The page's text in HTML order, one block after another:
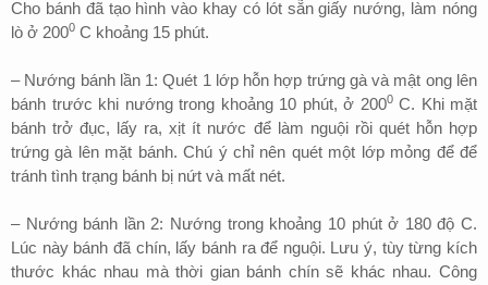
Cho bánh đã tạo hình vào khay có lót sẵn giấy nướng, làm nóng
lò ở 2000 C khoảng 15 phút.
– Nướng bánh lần 1: Quét 1 lớp hỗn hợp trứng gà và mật ong lên
bánh trước khi nướng trong khoảng 10 phút, ở 2000C. Khi mặt
bánh trở đục, lấy ra, xịt ít nước để làm nguội rồi quét hỗn hợp
trứng gà lên mặt bánh. Chú ý chỉ nên quét một lớp mỏng để để
tránh tình trạng bánh bị nứt và mất nét.
– Nướng bánh lần 2: Nướng trong khoảng 10 phút ở 180 độ C.
Lúc này bánh đã chín, lấy bánh ra để nguội. Lưu ý, tùy từng kích
thước khác nhau mà thời gian bánh chín sẽ khác nhau. Công